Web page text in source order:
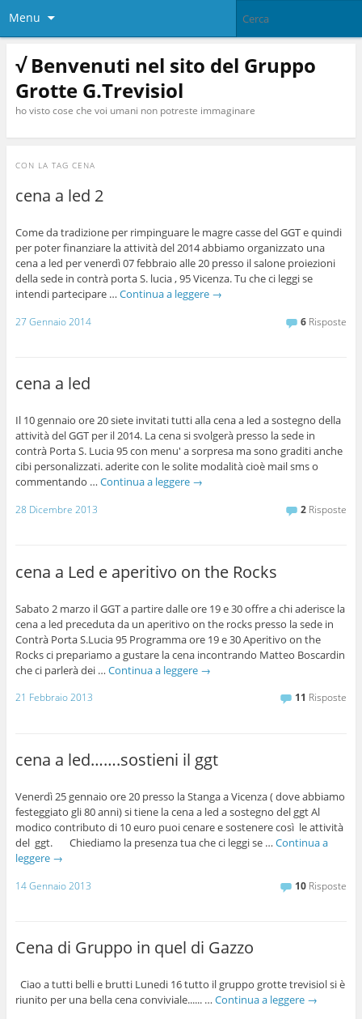
Menu
√ Benvenuti nel sito del Gruppo
Grotte G.Trevisiol
ho visto cose che voi umani non potreste immaginare
CON LA TAG CENA
cena a led 2
Come da tradizione per rimpinguare le magre casse del GGT e quindi
per poter finanziare la attività del 2014 abbiamo organizzato una
cena a led per venerdì 07 febbraio alle 20 presso il salone proiezioni
della sede in contrà porta S. lucia , 95 Vicenza. Tu che ci leggi se
intendi partecipare … Continua a leggere →
27 Gennaio 2014 6 Risposte
cena a led
Il 10 gennaio ore 20 siete invitati tutti alla cena a led a sostegno della
attività del GGT per il 2014. La cena si svolgerà presso la sede in
contrà Porta S. Lucia 95 con menu' a sorpresa ma sono graditi anche
cibi personalizzati. aderite con le solite modalità cioè mail sms o
commentando … Continua a leggere →
28 Dicembre 2013 2 Risposte
cena a Led e aperitivo on the Rocks
Sabato 2 marzo il GGT a partire dalle ore 19 e 30 offre a chi aderisce la
cena a led preceduta da un aperitivo on the rocks presso la sede in
Contrà Porta S.Lucia 95 Programma ore 19 e 30 Aperitivo on the
Rocks ci prepariamo a gustare la cena incontrando Matteo Boscardin
che ci parlerà dei … Continua a leggere →
21 Febbraio 2013 11 Risposte
cena a led…….sostieni il ggt
Venerdì 25 gennaio ore 20 presso la Stanga a Vicenza ( dove abbiamo
festeggiato gli 80 anni) si tiene la cena a led a sostegno del ggt Al
modico contributo di 10 euro puoi cenare e sostenere così le attività
del ggt. Chiediamo la presenza tua che ci leggi se … Continua a
leggere →
14 Gennaio 2013 10 Risposte
Cena di Gruppo in quel di Gazzo
Ciao a tutti belli e brutti Lunedi 16 tutto il gruppo grotte trevisiol si è
riunito per una bella cena conviviale...... … Continua a leggere →